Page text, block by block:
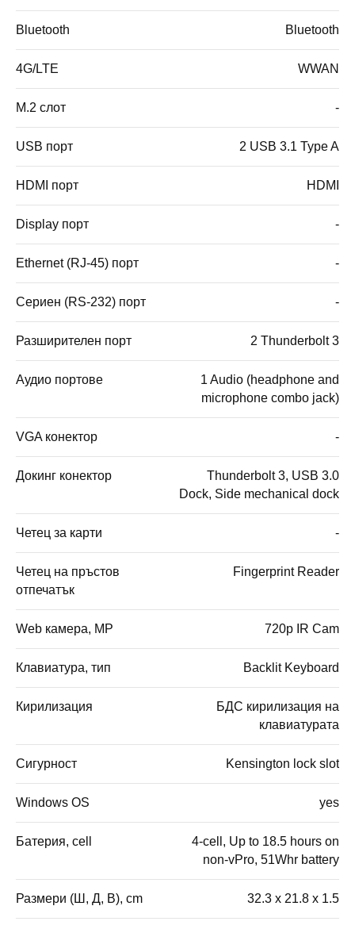
Bluetooth Bluetooth
4G/LTE WWAN
M.2 слот -
USB порт 2 USB 3.1 Type A
HDMI порт HDMI
Display порт -
Ethernet (RJ-45) порт -
Сериен (RS-232) порт -
Разширителен порт 2 Thunderbolt 3
Аудио портове
1 Audio (headphone and
microphone combo jack)
VGA конектор -
Докинг конектор
Thunderbolt 3, USB 3.0
Dock, Side mechanical dock
Четец за карти -
Четец на пръстов
отпечатък
Fingerprint Reader
Web камера, MP 720p IR Cam
Клавиатура, тип Backlit Keyboard
Кирилизация
БДС кирилизация на
клавиатурата
Сигурност Kensington lock slot
Windows OS yes
Батерия, cell
4-cell, Up to 18.5 hours on
non-vPro, 51Whr battery
Размери (Ш, Д, В), cm 32.3 x 21.8 x 1.5